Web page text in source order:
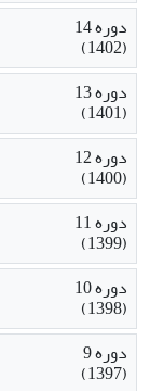
دوره 14
(1402)
دوره 13
(1401)
دوره 12
(1400)
دوره 11
(1399)
دوره 10
(1398)
دوره 9
(1397)